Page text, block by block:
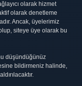
olarak hizmet
olarak denetleme
Ancak, üyelerimiz
siteye üye olarak bu
düşündüğünüz
bildirmeniz halinde,